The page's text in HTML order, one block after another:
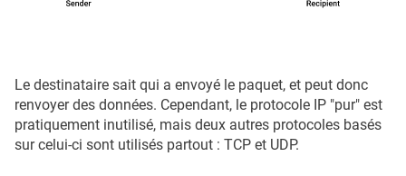
Le destinataire sait qui a envoyé le paquet, et peut donc
renvoyer des données. Cependant, le protocole IP "pur" est
pratiquement inutilisé, mais deux autres protocoles basés
sur celui-ci sont utilisés partout : TCP et UDP.